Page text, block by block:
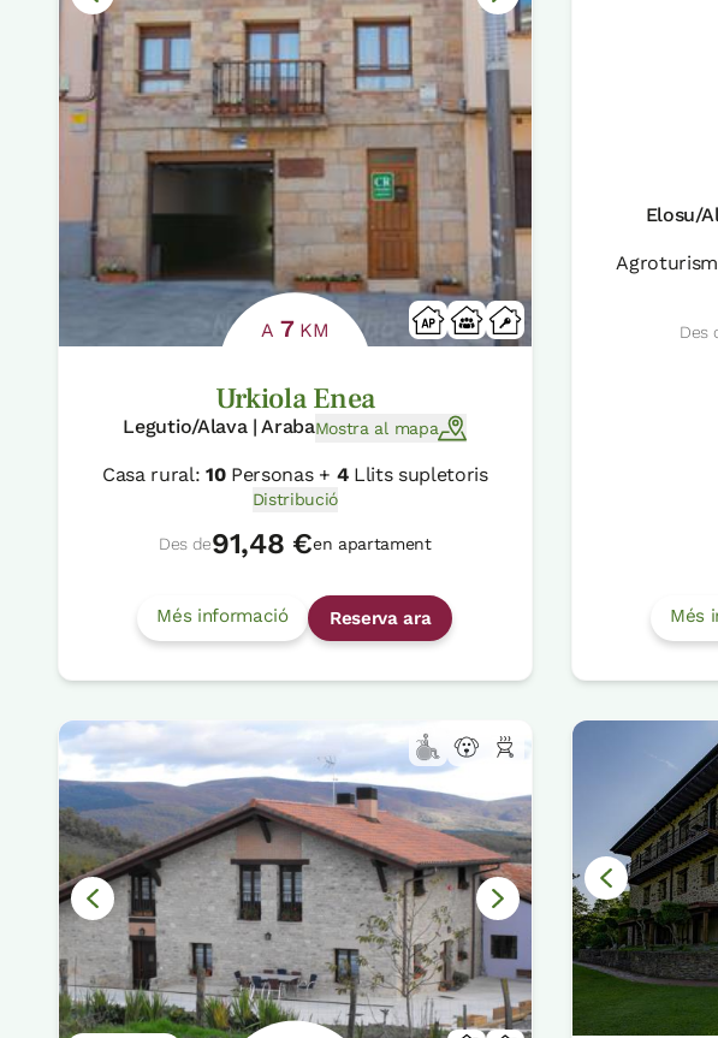
A 7KM
Urkiola Enea
Legutio/Alava | ArabaMostra al mapa
Casa rural:10Personas + 4Llits supletoris
Distribució
Des de91,48 €en apartament
Més informació Reserva ara
Elosu/
Des
Més